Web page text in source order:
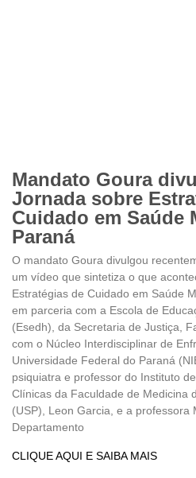
Mandato Goura
Jornada sobre
Cuidado em Saúde
Paraná
O mandato Goura divulgou
um vídeo que sintetiza o que
Estratégias de Cuidado em Saúde
em parceria com a Escola de
(Esedh), da Secretaria de Justiça,
com o Núcleo Interdisciplinar de
Universidade Federal do Paraná
psiquiatra e professor do Instituto
Clínicas da Faculdade de Medicina
(USP), Leon Garcia, e a professora
Departamento
CLIQUE AQUI E SAIBA MAIS